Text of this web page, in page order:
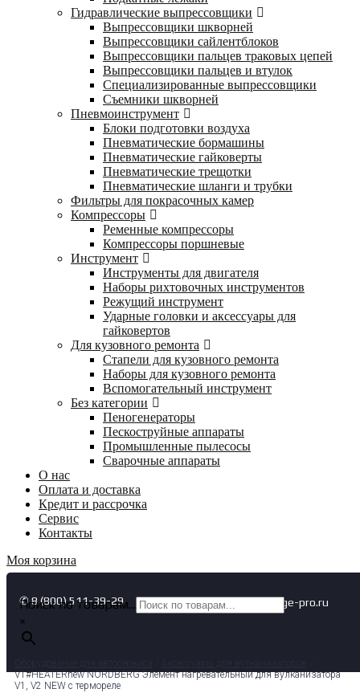
Гидравлические выпрессовщики
Выпрессовщики шкворней
Выпрессовщики сайлентблоков
Выпрессовщики пальцев траковых цепей
Выпрессовщики пальцев и втулок
Специализированные выпрессовщики
Cъемники шкворней
Пневмоинструмент
Блоки подготовки воздуха
Пневматические бормашины
Пневматические гайковерты
Пневматические трещотки
Пневматические шланги и трубки
Фильтры для покрасочных камер
Компрессоры
Ременные компрессоры
Компрессоры поршневые
Инструмент
Инструменты для двигателя
Наборы рихтовочных инструментов
Режущий инструмент
Ударные головки и аксессуары для
гайковертов
Для кузовного ремонта
Стапели для кузовного ремонта
Наборы для кузовного ремонта
Вспомогательный инструмент
Без категории
Пеногенераторы
Пескоструйные аппараты
Промышленные пылесосы
Сварочные аппараты
О нас
Оплата и доставка
Кредит и рассрочка
Сервис
Контакты
Моя корзина
✆ 8 (800) 511-39-29 ✉ info@garage-pro.ru
Поиск по товарам...
×
V1#HEATERnew NORDBERG Элемент нагревательный для вулканизатора
V1, V2 NEW с термореле